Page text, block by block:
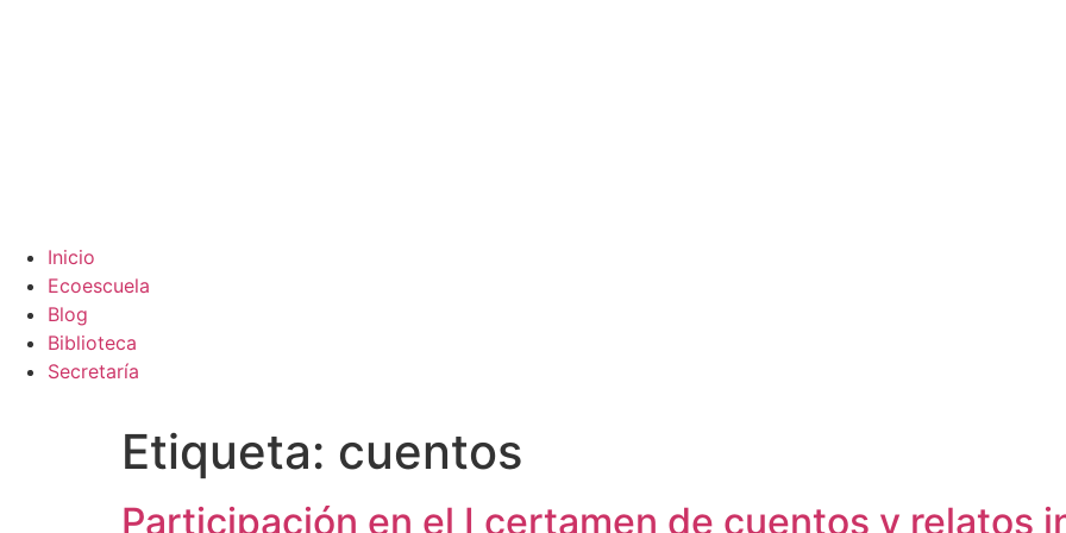
Inicio
Ecoescuela
Blog
Biblioteca
Secretaría
Etiqueta: cuentos
Participación en el I certamen de cuentos y relatos